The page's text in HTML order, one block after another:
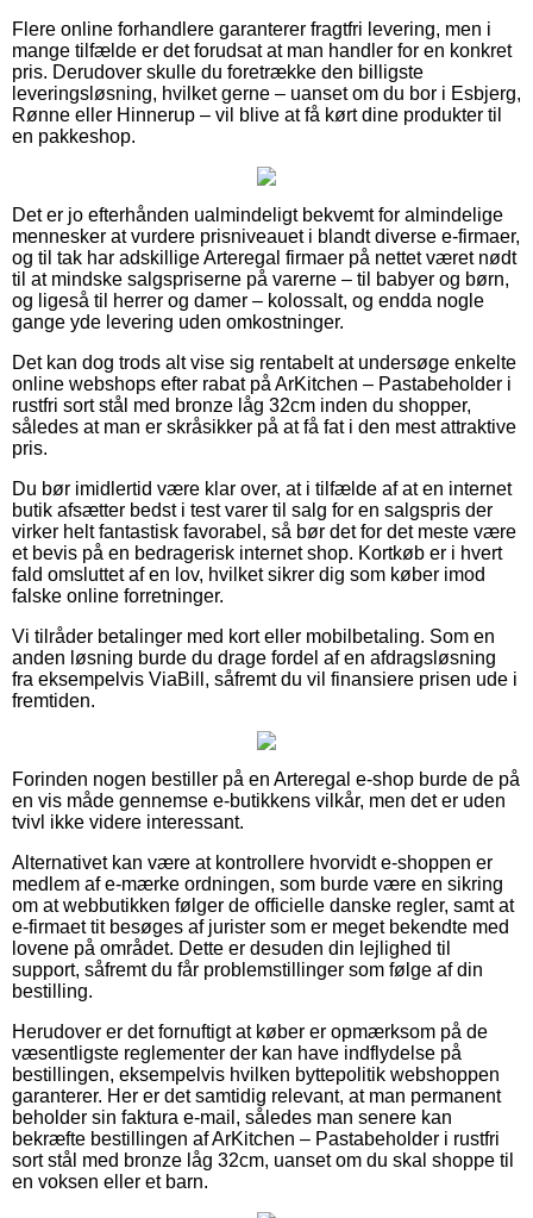
Flere online forhandlere garanterer fragtfri levering, men i
mange tilfælde er det forudsat at man handler for en konkret
pris. Derudover skulle du foretrække den billigste
leveringsløsning, hvilket gerne – uanset om du bor i Esbjerg,
Rønne eller Hinnerup – vil blive at få kørt dine produkter til
en pakkeshop.
Det er jo efterhånden ualmindeligt bekvemt for almindelige
mennesker at vurdere prisniveauet i blandt diverse e-firmaer,
og til tak har adskillige Arteregal firmaer på nettet været nødt
til at mindske salgspriserne på varerne – til babyer og børn,
og ligeså til herrer og damer – kolossalt, og endda nogle
gange yde levering uden omkostninger.
Det kan dog trods alt vise sig rentabelt at undersøge enkelte
online webshops efter rabat på ArKitchen – Pastabeholder i
rustfri sort stål med bronze låg 32cm inden du shopper,
således at man er skråsikker på at få fat i den mest attraktive
pris.
Du bør imidlertid være klar over, at i tilfælde af at en internet
butik afsætter bedst i test varer til salg for en salgspris der
virker helt fantastisk favorabel, så bør det for det meste være
et bevis på en bedragerisk internet shop. Kortkøb er i hvert
fald omsluttet af en lov, hvilket sikrer dig som køber imod
falske online forretninger.
Vi tilråder betalinger med kort eller mobilbetaling. Som en
anden løsning burde du drage fordel af en afdragsløsning
fra eksempelvis ViaBill, såfremt du vil finansiere prisen ude i
fremtiden.
Forinden nogen bestiller på en Arteregal e-shop burde de på
en vis måde gennemse e-butikkens vilkår, men det er uden
tvivl ikke videre interessant.
Alternativet kan være at kontrollere hvorvidt e-shoppen er
medlem af e-mærke ordningen, som burde være en sikring
om at webbutikken følger de officielle danske regler, samt at
e-firmaet tit besøges af jurister som er meget bekendte med
lovene på området. Dette er desuden din lejlighed til
support, såfremt du får problemstillinger som følge af din
bestilling.
Herudover er det fornuftigt at køber er opmærksom på de
væsentligste reglementer der kan have indflydelse på
bestillingen, eksempelvis hvilken byttepolitik webshoppen
garanterer. Her er det samtidig relevant, at man permanent
beholder sin faktura e-mail, således man senere kan
bekræfte bestillingen af ArKitchen – Pastabeholder i rustfri
sort stål med bronze låg 32cm, uanset om du skal shoppe til
en voksen eller et barn.